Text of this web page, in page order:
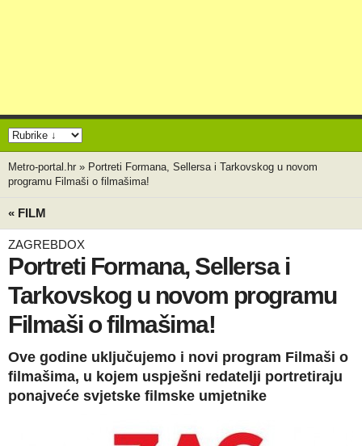
Metro-portal.hr » Portreti Formana, Sellersa i Tarkovskog u novom
programu Filmaši o filmašima!
« FILM
ZAGREBDOX
Portreti Formana, Sellersa i
Tarkovskog u novom programu
Filmaši o filmašima!
Ove godine uključujemo i novi program Filmaši o
filmašima, u kojem uspješni redatelji portretiraju
ponajveće svjetske filmske umjetnike